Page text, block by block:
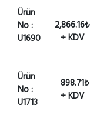
Ürün
No :
U1690
2,866.16₺
+ KDV
Ürün
No :
U1713
898.71₺
+ KDV